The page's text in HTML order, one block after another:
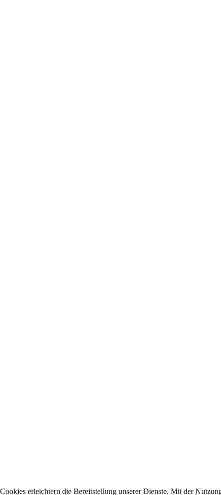
Cookies erleichtern die Bereitstellung unserer Dienste. Mit der